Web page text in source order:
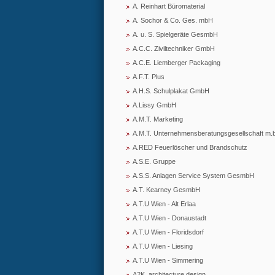
A. Reinhart Büromaterial
A. Sochor & Co. Ges. mbH
A. u. S. Spielgeräte GesmbH
A.C.C. Ziviltechniker GmbH
A.C.E. Liemberger Packaging
A.F.T. Plus
A.H.S. Schulplakat GmbH
A.Lissy GmbH
A.M.T. Marketing
A.M.T. Unternehmensberatungsgesellschaft
A.RED Feuerlöscher und Brandschutz
A.S.E. Gruppe
A.S.S. Anlagen Service System GesmbH
A.T. Kearney GesmbH
A.T.U Wien - Alt Erlaa
A.T.U Wien - Donaustadt
A.T.U Wien - Floridsdorf
A.T.U Wien - Liesing
A.T.U Wien - Simmering